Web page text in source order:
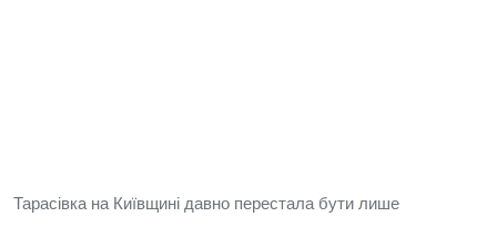
Тарасівка на Київщині давно перестала бути лише